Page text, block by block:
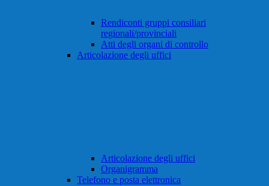
Rendiconti gruppi consiliari
regionali/provinciali
Atti degli organi di controllo
Articolazione degli uffici
Articolazione degli uffici
Organigramma
Telefono e posta elettronica